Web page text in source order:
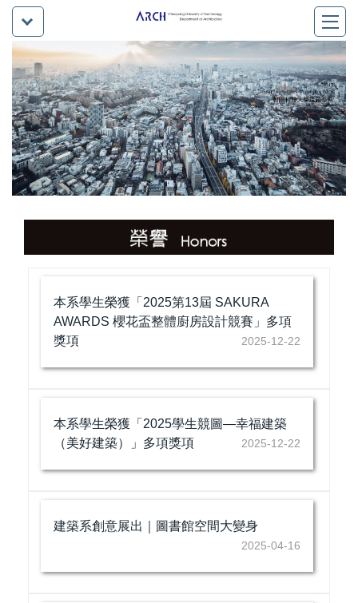
本系學生榮獲「2025第13屆 SAKURA
AWARDS 櫻花盃整體廚房設計競賽」多項
獎項
2025-12-22
本系學生榮獲「2025學生競圖—幸福建築
（美好建築）」多項獎項
2025-12-22
建築系創意展出｜圖書館空間大變身
2025-04-16